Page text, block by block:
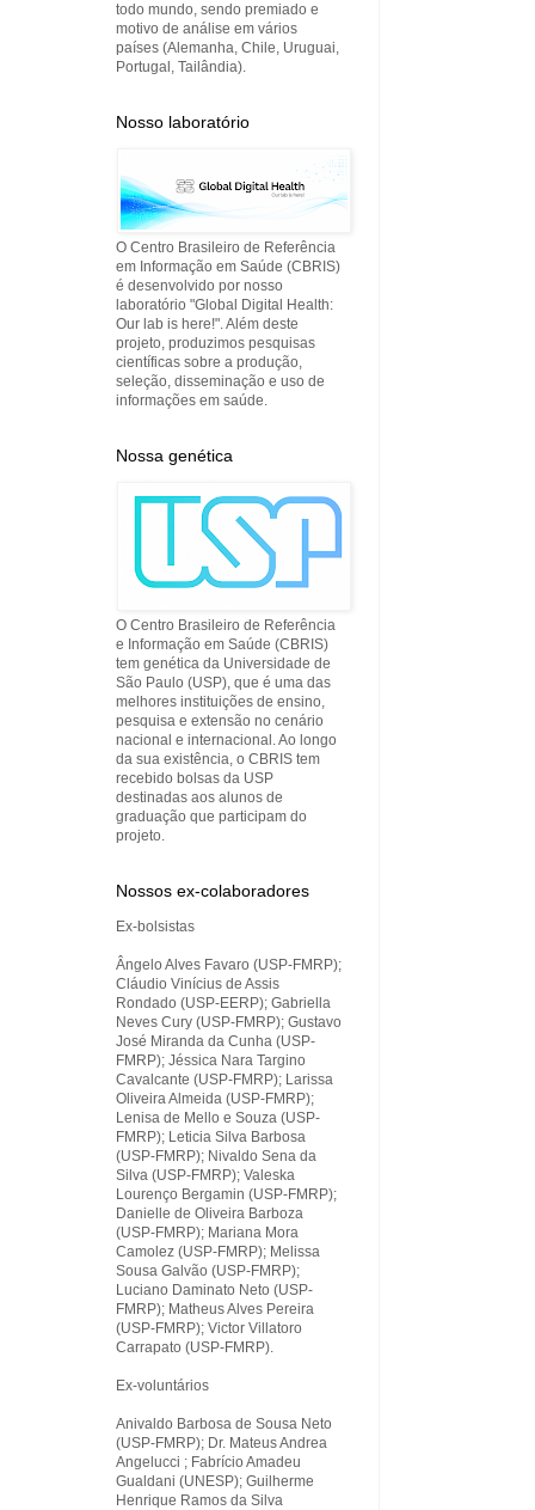
todo mundo, sendo premiado e
motivo de análise em vários
países (Alemanha, Chile, Uruguai,
Portugal, Tailândia).
Nosso laboratório
O Centro Brasileiro de Referência
em Informação em Saúde (CBRIS)
é desenvolvido por nosso
laboratório "Global Digital Health:
Our lab is here!". Além deste
projeto, produzimos pesquisas
científicas sobre a produção,
seleção, disseminação e uso de
informações em saúde.
Nossa genética
O Centro Brasileiro de Referência
e Informação em Saúde (CBRIS)
tem genética da Universidade de
São Paulo (USP), que é uma das
melhores instituições de ensino,
pesquisa e extensão no cenário
nacional e internacional. Ao longo
da sua existência, o CBRIS tem
recebido bolsas da USP
destinadas aos alunos de
graduação que participam do
projeto.
Nossos ex-colaboradores
Ex-bolsistas
Ângelo Alves Favaro (USP-FMRP);
Cláudio Vinícius de Assis
Rondado (USP-EERP); Gabriella
Neves Cury (USP-FMRP); Gustavo
José Miranda da Cunha (USP-
FMRP); Jéssica Nara Targino
Cavalcante (USP-FMRP); Larissa
Oliveira Almeida (USP-FMRP);
Lenisa de Mello e Souza (USP-
FMRP); Leticia Silva Barbosa
(USP-FMRP); Nivaldo Sena da
Silva (USP-FMRP); Valeska
Lourenço Bergamin (USP-FMRP);
Danielle de Oliveira Barboza
(USP-FMRP); Mariana Mora
Camolez (USP-FMRP); Melissa
Sousa Galvão (USP-FMRP);
Luciano Daminato Neto (USP-
FMRP); Matheus Alves Pereira
(USP-FMRP); Victor Villatoro
Carrapato (USP-FMRP).
Ex-voluntários
Anivaldo Barbosa de Sousa Neto
(USP-FMRP); Dr. Mateus Andrea
Angelucci ; Fabrício Amadeu
Gualdani (UNESP); Guilherme
Henrique Ramos da Silva